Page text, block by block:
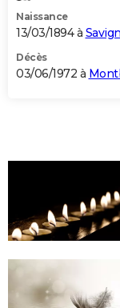
Naissance
13/03/1894 à
Décès
03/06/1972 à